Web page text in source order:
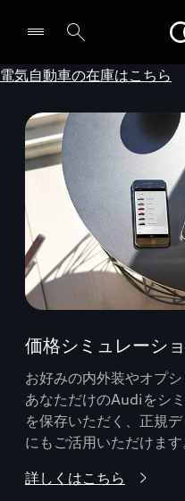
電気自動車の在庫はこちら
価格シミュレーシ
お好みの内外装やオプ
あなただけのAudiをシ
を保存いただく、正規
にもご活用いただけます
詳しくはこちら